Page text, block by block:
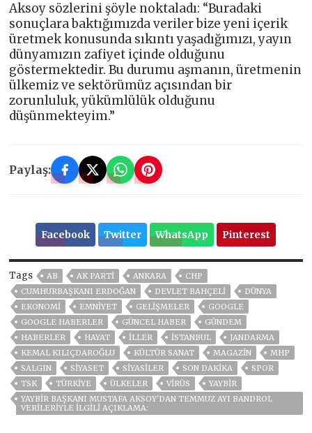
Aksoy sözlerini şöyle noktaladı: “Buradaki
sonuçlara baktığımızda veriler bize yeni içerik
üretmek konusunda sıkıntı yaşadığımızı, yayın
dünyamızın zafiyet içinde olduğunu
göstermektedir. Bu durumu aşmanın, üretmenin
ülkemiz ve sektörümüz açısından bir
zorunluluk, yükümlülük olduğunu
düşünmekteyim.”
Paylaş:
Facebook Twitter WhatsApp Pinterest
Tags AB AK PARTİ ANKARA
CHP
CUMHURBAŞKANI ERDOĞAN
DEVLET BAHÇELİ
DÜNYA
EKONOMİ
EMNİYET GELIŞMELER
GOOGLE
GOOGLE HABERLER
GÜNCEL HABER
GÜNDEM
HABERLER
HAYAT İLLER ISTANBUL
JANDARMA
KEMAL KILIÇDAROĞLU
KÜLTÜR SANAT MAGAZİN
MHP
SALGIN
SİYASET SİYASİLER SON DAKIKA
SPOR
TSK
TÜRKİYE ÜLKELER VIRÜS
YAYBİR
YAYBİR BAŞKANI MUSTAFA AKSOY'DAN TEMMUZ AYI BANDROL
VERILERIYLE ILGILI AÇIKLAMA: